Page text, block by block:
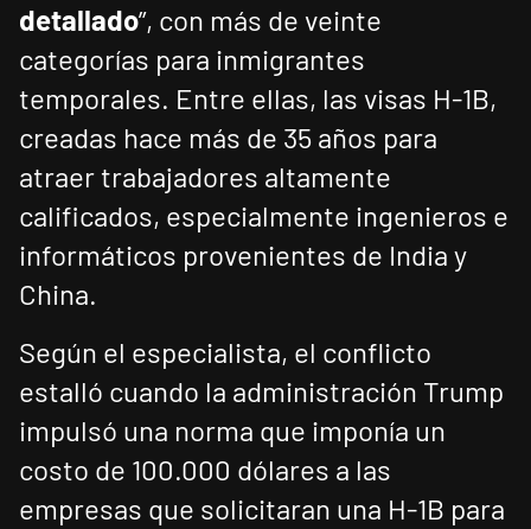
detallado”, con más de veinte
categorías para inmigrantes
temporales. Entre ellas, las visas H-1B,
creadas hace más de 35 años para
atraer trabajadores altamente
calificados, especialmente ingenieros e
informáticos provenientes de India y
China.
Según el especialista, el conflicto
estalló cuando la administración Trump
impulsó una norma que imponía un
costo de 100.000 dólares a las
empresas que solicitaran una H-1B para